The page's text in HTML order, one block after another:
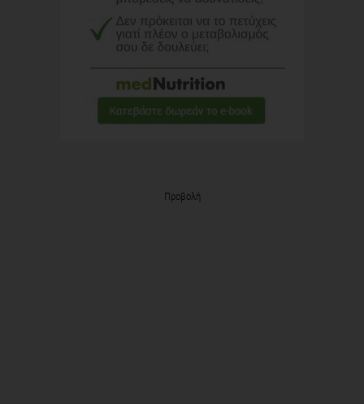
Προβολή